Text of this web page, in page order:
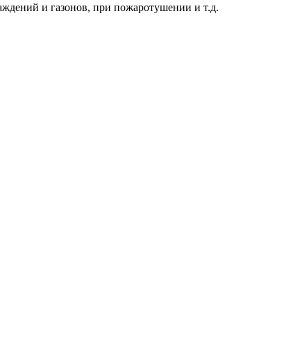
и газонов, при пожаротушении и т.д.